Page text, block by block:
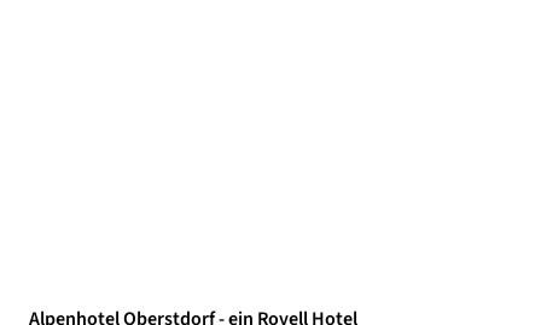
Alpenhotel Oberstdorf - ein Rovell Hotel